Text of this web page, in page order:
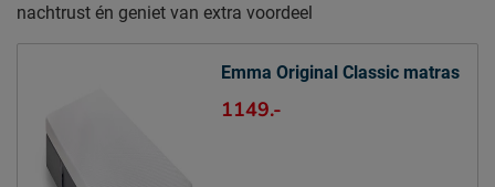
Warmteregulatie houdt goed warmte vast
nachtrust én geniet van extra voordeel
Emma Original Classic matras
1149.-